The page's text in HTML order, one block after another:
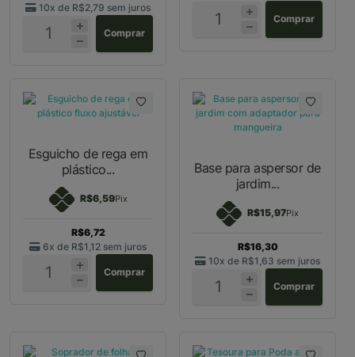
10x de R$2,79 sem juros
Comprar
Comprar
Esguicho de rega em
plástico...
R$6,59Pix
R$6,72
6x de R$1,12 sem juros
Comprar
Base para aspersor de
jardim...
R$15,97Pix
R$16,30
10x de R$1,63 sem juros
Comprar